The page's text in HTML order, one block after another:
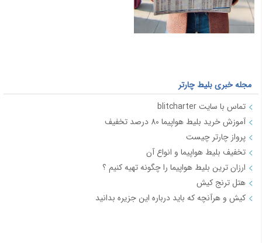
مجله خبری بلیط چارتر
تماس با سایت blitcharter
آموزش خرید بلیط هواپیما 80 درصد تخفیف
پرواز چارتر چیست
تخفیف بلیط هواپیما و انواع آن
ارزان ترین بلیط هواپیما را چگونه تهیه کنیم ؟
هتل ترنج کیش
کیش و هرآنچه که باید درباره این جزیره بدانید